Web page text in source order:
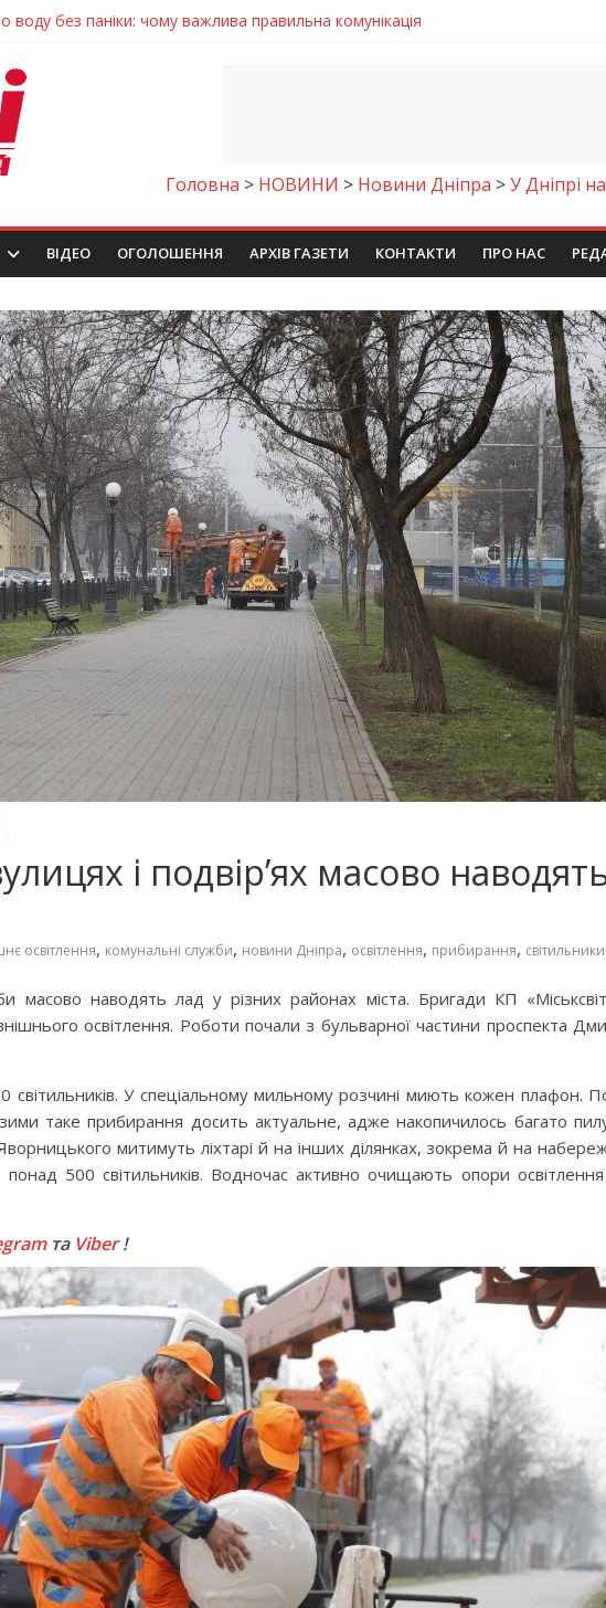
Як працюють телемедичні центри на Дніпропетровщині
на Дніпропетровщині досліджують місце розташування легендарного
отримують шанс на власне житло
воду без паніки: чому важлива правильна комунікація
Головна > НОВИНИ > Новини Дніпра >У Дніпрі
ВIДЕО ОГОЛОШЕННЯ АРХІВ ГАЗЕТИ КОНТАКТИ ПРО НАС
і подвір’ях масово
освітлення, комунальні служби, новини Дніпра, освітлення, прибирання, світильники
масово наводять лад у різних районах міста. Бригади КП
освітлення. Роботи почали з бульварної частини проспекта
світильників. У спеціальному мильному розчині миють кожен плафон.
таке прибирання досить актуальне, адже накопичилось багато
митимуть ліхтарі й на інших ділянках, зокрема й на
500 світильників. Водночас активно очищають опори освітлення
та Viber!